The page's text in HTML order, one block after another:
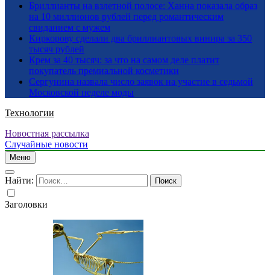
Бриллианты на взлетной полосе: Ханна показала образ
на 10 миллионов рублей перед романтическим
свиданием с мужем
Киркорову сделали два бриллиантовых винира за 350
тысяч рублей
Крем за 40 тысяч: за что на самом деле платит
покупатель премиальной косметики
Сергунина назвала число заявок на участие в седьмой
Московской неделе моды
Технологии
Новостная рассылка
Случайные новости
Меню
Найти:
Заголовки